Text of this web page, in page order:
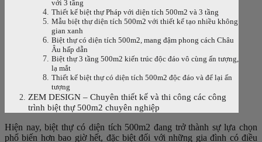
với 3 tầng
Thiết kế biệt thự Pháp với diện tích 500m2 và 3 tầng
Mẫu biệt thự diện tích 500m2 với thiết kế tạo nhiều không
gian xanh
Biệt thự có diện tích 500m2, mang đậm phong cách Châu
Âu hấp dẫn
Biệt thự 3 tầng 500m2 kiến trúc độc đáo vô cùng ấn tượng,
lạ mắt
Thiết kế biệt thự có diện tích 500m2 độc đáo và để lại ấn
tượng
ZEM DESIGN – Chuyên thiết kế và thi công các công
trình biệt thự 500m2 chuyên nghiệp
Hiện nay, biệt thự có diện tích 500m2 đang trở thành sự lựa chọn
phổ biến hơn bao giờ hết, đặc biệt đối với những gia đình có điều